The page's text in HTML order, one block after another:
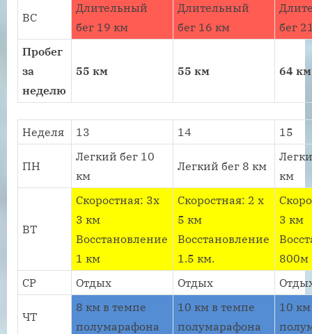
ВС
Длительный
бег 19 км
Длительный
бег 16 км
бег
Пробег
за
неделю
55 км 55 км 64 км
Неделя 13 14 15
ПН
Легкий бег 10
км
Легкий бег 8 км
км
ВТ
Скоростная: 3х
3 км
Восстановление
1 км
Скоростная: 2 х
5 км
Восстановление
1.5 км.
3 км
800м
СР
Отдых Отдых
ЧТ
8 км в темпе
полумарафона
10 км в темпе
полумарафона
10